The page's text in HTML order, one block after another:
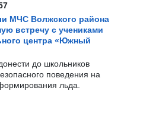
МЧС Волжского района
встречу с учениками
центра «Южный
до школьников
поведения на
льда.